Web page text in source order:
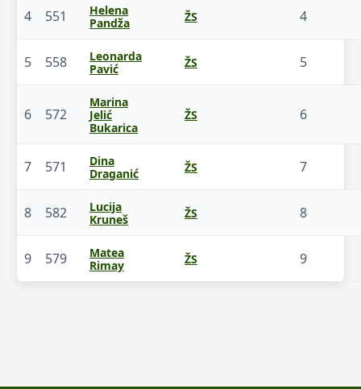
4 551
Helena
Pandža
ŽS 4
5 558
Leonarda
Pavić
ŽS 5
6 572
Marina
Jelić
Bukarica
ŽS 6
7 571
Dina
Draganić
ŽS 7
8 582
Lucija
Kruneš
ŽS 8
9 579
Matea
Rimay
ŽS 9